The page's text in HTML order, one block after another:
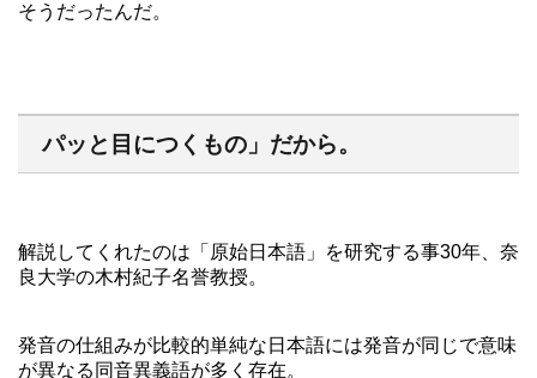
そうだったんだ。
パッと目につくもの」だから。
解説してくれたのは「原始日本語」を研究する事30年、奈
良大学の木村紀子名誉教授。
発音の仕組みが比較的単純な日本語には発音が同じで意味
が異なる同音異義語が多く存在。